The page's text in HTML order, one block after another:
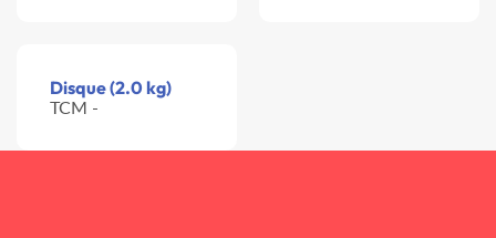
Disque (2.0 kg)
TCM -